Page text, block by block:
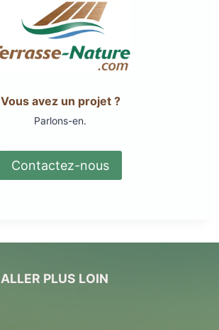
Vous avez un projet ?
Parlons-en.
Contactez-nous
ALLER PLUS LOIN